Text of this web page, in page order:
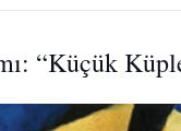
“Küçük